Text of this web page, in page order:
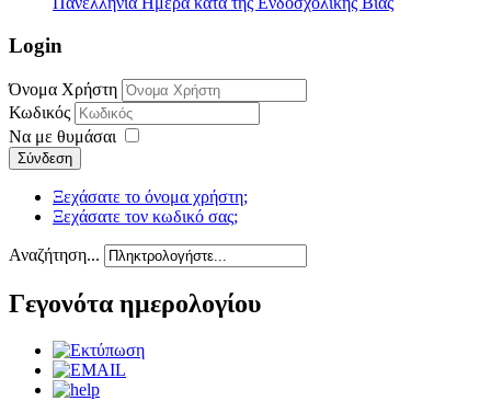
Login
Όνομα Χρήστη
Κωδικός
Να με θυμάσαι
Σύνδεση
Ξεχάσατε το όνομα χρήστη;
Ξεχάσατε τον κωδικό σας;
Αναζήτηση...
Γεγονότα ημερολογίου